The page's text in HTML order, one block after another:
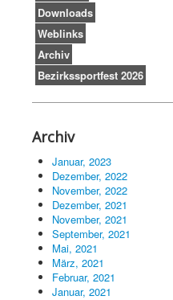
Downloads
Weblinks
Archiv
Bezirkssportfest 2026
Archiv
Januar, 2023
Dezember, 2022
November, 2022
Dezember, 2021
November, 2021
September, 2021
Mai, 2021
März, 2021
Februar, 2021
Januar, 2021